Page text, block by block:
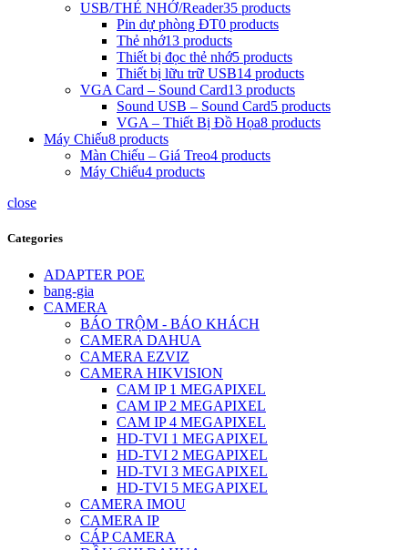
USB/THẺ NHỚ/Reader35 products
Pin dự phòng ĐT0 products
Thẻ nhớ13 products
Thiết bị đọc thẻ nhớ5 products
Thiết bị lữu trữ USB14 products
VGA Card – Sound Card13 products
Sound USB – Sound Card5 products
VGA – Thiết Bị Đồ Họa8 products
Máy Chiếu8 products
Màn Chiếu – Giá Treo4 products
Máy Chiếu4 products
close
Categories
ADAPTER POE
bang-gia
CAMERA
BÁO TRỘM - BÁO KHÁCH
CAMERA DAHUA
CAMERA EZVIZ
CAMERA HIKVISION
CAM IP 1 MEGAPIXEL
CAM IP 2 MEGAPIXEL
CAM IP 4 MEGAPIXEL
HD-TVI 1 MEGAPIXEL
HD-TVI 2 MEGAPIXEL
HD-TVI 3 MEGAPIXEL
HD-TVI 5 MEGAPIXEL
CAMERA IMOU
CAMERA IP
CÁP CAMERA